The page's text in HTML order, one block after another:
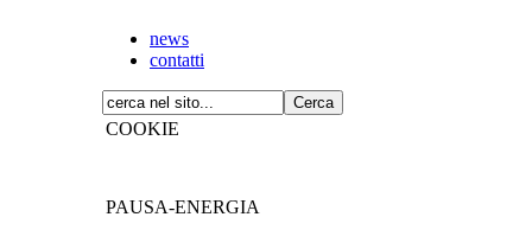
news
contatti
COOKIE
PAUSA-ENERGIA